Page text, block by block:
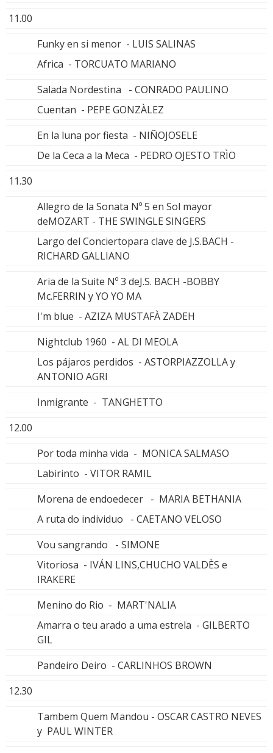
11.00
Funky en si menor - LUIS SALINAS
Africa - TORCUATO MARIANO
Salada Nordestina - CONRADO PAULINO
Cuentan - PEPE GONZÀLEZ
En la luna por fiesta - NIÑOJOSELE
De la Ceca a la Meca - PEDRO OJESTO TRÌO
11.30
Allegro de la Sonata Nº 5 en Sol mayor
deMOZART - THE SWINGLE SINGERS
Largo del Conciertopara clave de J.S.BACH -
RICHARD GALLIANO
Aria de la Suite Nº 3 deJ.S. BACH -BOBBY
Mc.FERRIN y YO YO MA
I'm blue - AZIZA MUSTAFÀ ZADEH
Nightclub 1960 - AL DI MEOLA
Los pájaros perdidos - ASTORPIAZZOLLA y
ANTONIO AGRI
Inmigrante - TANGHETTO
12.00
Por toda minha vida - MONICA SALMASO
Labirinto - VITOR RAMIL
Morena de endoedecer - MARIA BETHANIA
A ruta do individuo - CAETANO VELOSO
Vou sangrando - SIMONE
Vitoriosa - IVÁN LINS,CHUCHO VALDÈS e
IRAKERE
Menino do Rio - MART'NALIA
Amarra o teu arado a uma estrela - GILBERTO
GIL
Pandeiro Deiro - CARLINHOS BROWN
12.30
Tambem Quem Mandou - OSCAR CASTRO NEVES
y PAUL WINTER